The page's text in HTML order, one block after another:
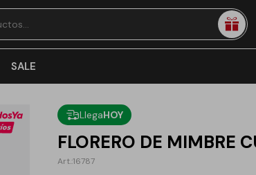
SALE
LlegaHOY
FLORERO DE MIMBRE
16787